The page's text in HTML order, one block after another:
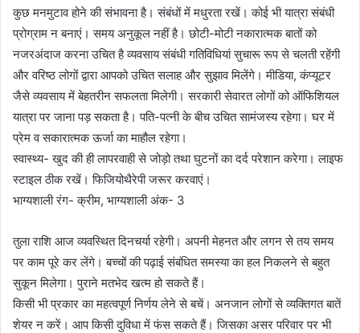
कुछ मनमुटाव होने की संभावना है। संबंधों में मधुरता रखें। कोई भी यात्रा संबंधी
प्रोग्राम न बनाएं। समय अनुकूल नहीं है। छोटी-मोटी नकारात्मक बातों को
नजरअंदाज करना उचित है व्यवसाय संबंधी गतिविधियां सुचारू रूप से चलती रहेंगी
और वरिष्ठ लोगों द्वारा आपको उचित सलाह और सुझाव मिलेंगे। मीडिया, कंप्यूटर
जैसे व्यवसाय में बेहतरीन सफलता मिलेगी। सरकारी सेवारत लोगों को ऑफिशियल
यात्रा पर जाना पड़ सकता है। पति-पत्नी के बीच उचित सामंजस्य रहेगा। घर में
प्रेम व सकारात्मक ऊर्जा का माहौल रहेगा।
स्वास्थ्य- खुद की ही लापरवाही से जोड़ो तथा घुटनों का दर्द परेशान करेगा। लाइफ
स्टाइल ठीक रखें। फिजियोथैरेपी जरूर करवाएं।
भाग्यशाली रंग- क्रीम, भाग्यशाली अंक- 3
तुला राशि आज व्यवस्थित दिनचर्या रहेगी। अपनी मेहनत और लगन से तय समय
पर काम पूरे कर लेंगे। बच्चों की पढ़ाई संबंधित समस्या का हल निकलने से बहुत
सुकून मिलेगा। पुराने मतभेद खत्म हो सकते हैं।
किसी भी प्रकार का महत्वपूर्ण निर्णय लेने से बचें। अनजान लोगों से व्यक्तिगत बातें
शेयर न करें। आप किसी दुविधा में फंस सकते हैं। जिसका असर परिवार पर भी